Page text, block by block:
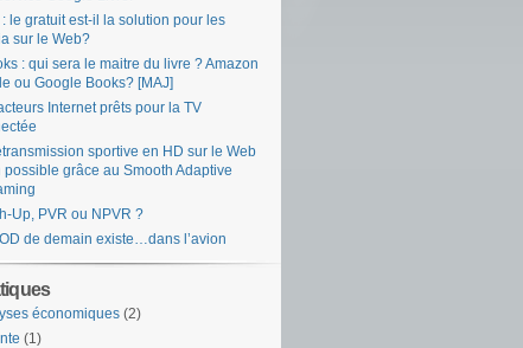
: le gratuit est-il la solution pour les
sur le Web?
: qui sera le maitre du livre ? Amazon
ou Google Books? [MAJ]
Internet prêts pour la TV
sportive en HD sur le Web
possible grâce au Smooth Adaptive
Up, PVR ou NPVR ?
de demain existe…dans l’avion
économiques (2)
(1)